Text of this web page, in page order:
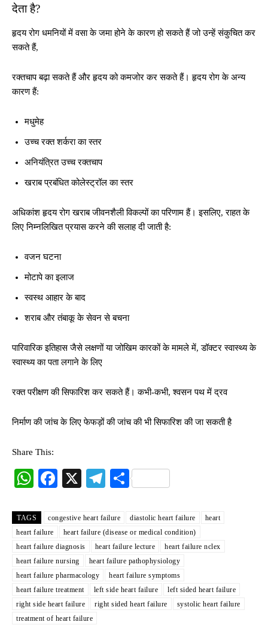
देता है?
हृदय रोग धमनियों में वसा के जमा होने के कारण हो सकते हैं जो उन्हें संकुचित कर
सकते हैं,
रक्तचाप बढ़ा सकते हैं और हृदय को कमजोर कर सकते हैं। हृदय रोग के अन्य
कारण हैं:
मधुमेह
उच्च रक्त शर्करा का स्तर
अनियंत्रित उच्च रक्तचाप
खराब प्रबंधित कोलेस्ट्रॉल का स्तर
अधिकांश हृदय रोग खराब जीवनशैली विकल्पों का परिणाम हैं। इसलिए, राहत के
लिए निम्नलिखित प्रयास करने की सलाह दी जाती है:
वजन घटना
मोटापे का इलाज
स्वस्थ आहार के बाद
शराब और तंबाकू के सेवन से बचना
पारिवारिक इतिहास जैसे लक्षणों या जोखिम कारकों के मामले में, डॉक्टर स्वास्थ्य के
स्वास्थ्य का पता लगाने के लिए
रक्त परीक्षण की सिफारिश कर सकते हैं। कभी-कभी, श्वसन पथ में द्रव
निर्माण की जांच के लिए फेफड़ों की जांच की भी सिफारिश की जा सकती है
Share This:
W
ts
A
pp
Fa
bo
ok
X
Te
gr
a
m
S
re
TAGS congestive heart failure diastolic heart failure
heart
heart failure
heart failure (disease or medical condition)
heart failure diagnosis
heart failure lecture
heart failure nclex
heart failure nursing
heart failure pathophysiology
heart failure pharmacology
heart failure symptoms
heart failure treatment
left side heart failure
left sided heart failure
right side heart failure
right sided heart failure
systolic heart failure
treatment of heart failure